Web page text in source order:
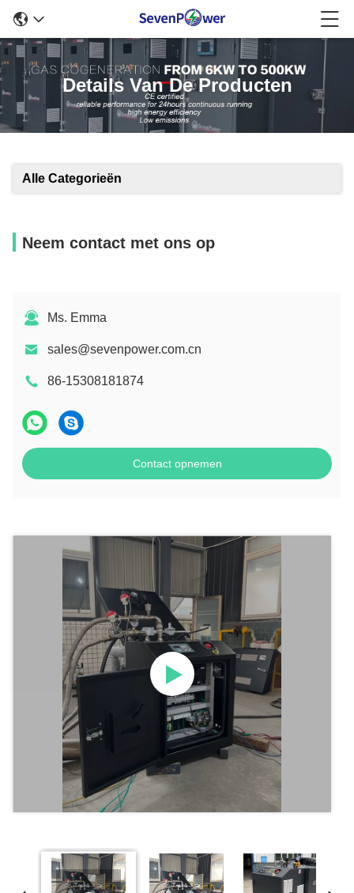
Details Van De Producten
Alle Categorieën
Neem contact met ons op
Ms. Emma
sales@sevenpower.com.cn
86-15308181874
Contact opnemen